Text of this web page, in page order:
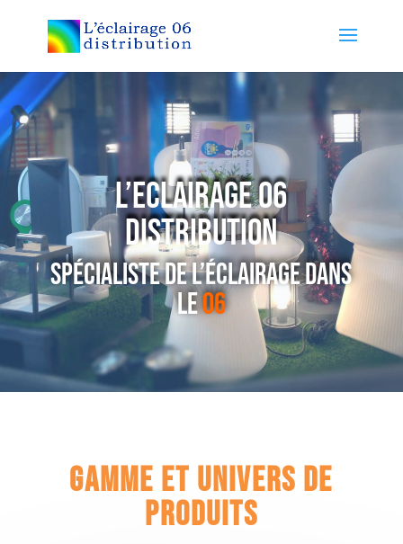
L’Eclairage 06
Distribution
Spécialiste de l’éclairage dans
le06
Gamme et Univers de
produits